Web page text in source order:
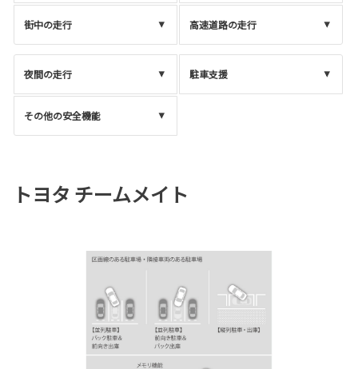
街中の走行 高速道路の走行
夜間の走行 駐車支援
その他の安全機能
トヨタ チームメイト